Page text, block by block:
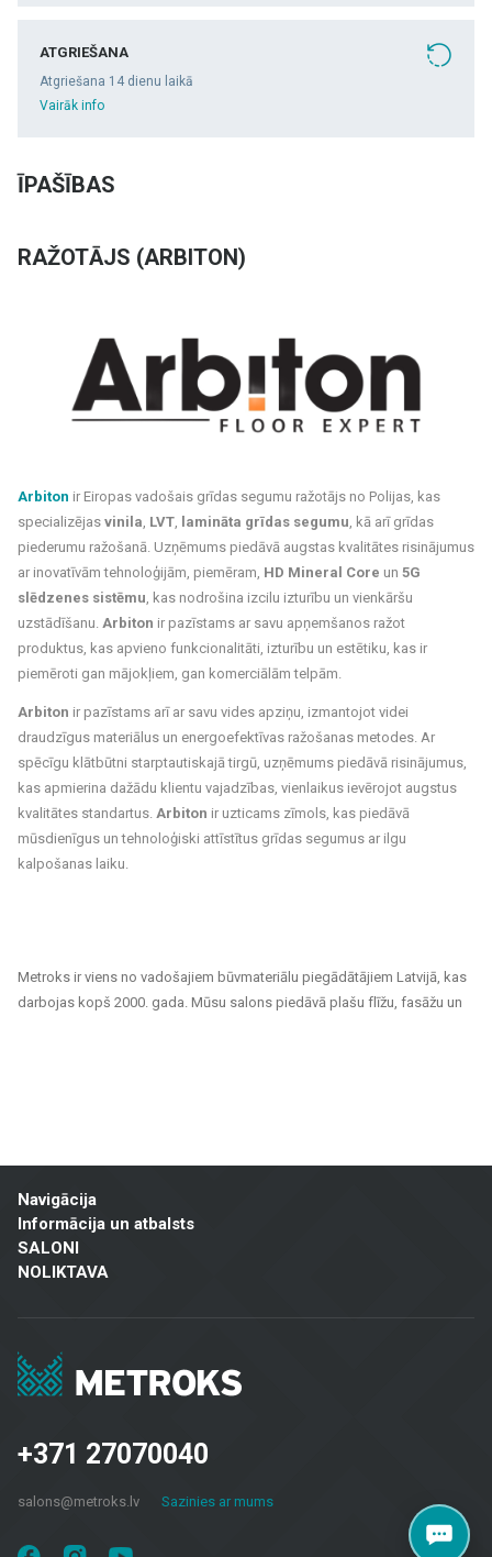
RAŽOTĀJS (ARBITON)
Arbiton ir Eiropas vadošais grīdas segumu ražotājs no Polijas, kas
specializējas vinila LVT lamināta grīdas segumu , kā arī grīdas
piederumu ražošanā. Uzņēmums piedāvā augstas kvalitātes risinājumus
ar inovatīvām tehnoloģijām, piemēram, HD Mineral Core un 5G
slēdzenes sistēmu , kas nodrošina izcilu izturību un vienkāršu
uzstādīšanu. Arbiton ir pazīstams ar savu apņemšanos ražot
produktus, kas apvieno funkcionalitāti, izturību un estētiku, kas ir
piemēroti gan mājokļiem, gan komerciālām telpām.
Arbiton ir pazīstams arī ar savu vides apziņu, izmantojot videi
draudzīgus materiālus un energoefektīvas ražošanas metodes. Ar
spēcīgu klātbūtni starptautiskajā tirgū, uzņēmums piedāvā risinājumus,
kas apmierina dažādu klientu vajadzības, vienlaikus ievērojot augstus
kvalitātes standartus. Arbiton ir uzticams zīmols, kas piedāvā
mūsdienīgus un tehnoloģiski attīstītus grīdas segumus ar ilgu
kalpošanas laiku.
ATGRIEŠANA
Atgriešana 14 dienu laikā
Vairāk info
ĪPAŠĪBAS
Metroks ir viens no vadošajiem būvmateriālu piegādātājiem Latvijā, kas
darbojas kopš 2000. gada. Mūsu salons piedāvā plašu flīžu, fasāžu un
dizaina flīzes, kas piemērotas gan vannas istabām un virtuvēm,
gan sabiedriskām telpām un ārtelpām. Keramiskās un akmens
masas flīzes izceļas ar izturību un estētisku izskatu.
praktiskas, gan vizuāli pievilcīgas.
Grīdas segumi: Lamināts, vinila segumi, parkets un keramikas
komerctelpām, nodrošinot izturību un modernu dizainu.
terasēm, balkoniem un citām ārtelpām, nodrošinot ilgstošu
Navigācija
Informācija un atbalsts
SALONI
NOLIKTAVA
+371 27070040
salons@metroks.lv Sazinies ar mums